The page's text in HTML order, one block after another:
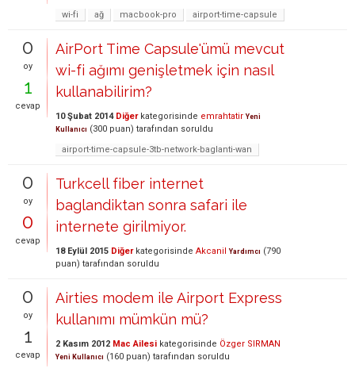
wi-fi
ağ macbook-pro airport-time-capsule
0
oy
1
cevap
AirPort Time Capsule'ümü mevcut
wi-fi ağımı genişletmek için nasıl
kullanabilirim?
10 Şubat 2014 Diğerkategorisinde emrahtatir Yeni
Kullanıcı (300 puan) tarafından soruldu
airport-time-capsule-3tb-network-baglanti-wan
0
oy
0
cevap
Turkcell fiber internet
baglandiktan sonra safari ile
internete girilmiyor.
18 Eylül 2015 Diğerkategorisinde Akcanil Yardımcı (790
puan) tarafından soruldu
0
oy
1
cevap
Airties modem ile Airport Express
kullanımı mümkün mü?
2 Kasım 2012 Mac Ailesi kategorisinde Özger SIRMAN
Yeni Kullanıcı (160 puan) tarafından soruldu